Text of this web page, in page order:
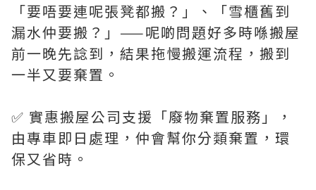
「要唔要連呢張凳都搬？」、「雪櫃舊到
漏水仲要搬？」——呢啲問題好多時喺搬屋
前一晚先諗到，結果拖慢搬運流程，搬到
一半又要棄置。
✅ 實惠搬屋公司支援「廢物棄置服務」，
由專車即日處理，仲會幫你分類棄置，環
保又省時。